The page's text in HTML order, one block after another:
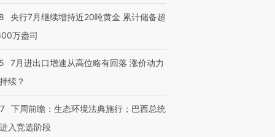
央行7月继续增持近20吨黄金 累计储备超
万盎司
7月进出口增速从高位略有回落 涨价动力
续？
下周前瞻：生态环境法典施行；巴西总统
入竞选阶段